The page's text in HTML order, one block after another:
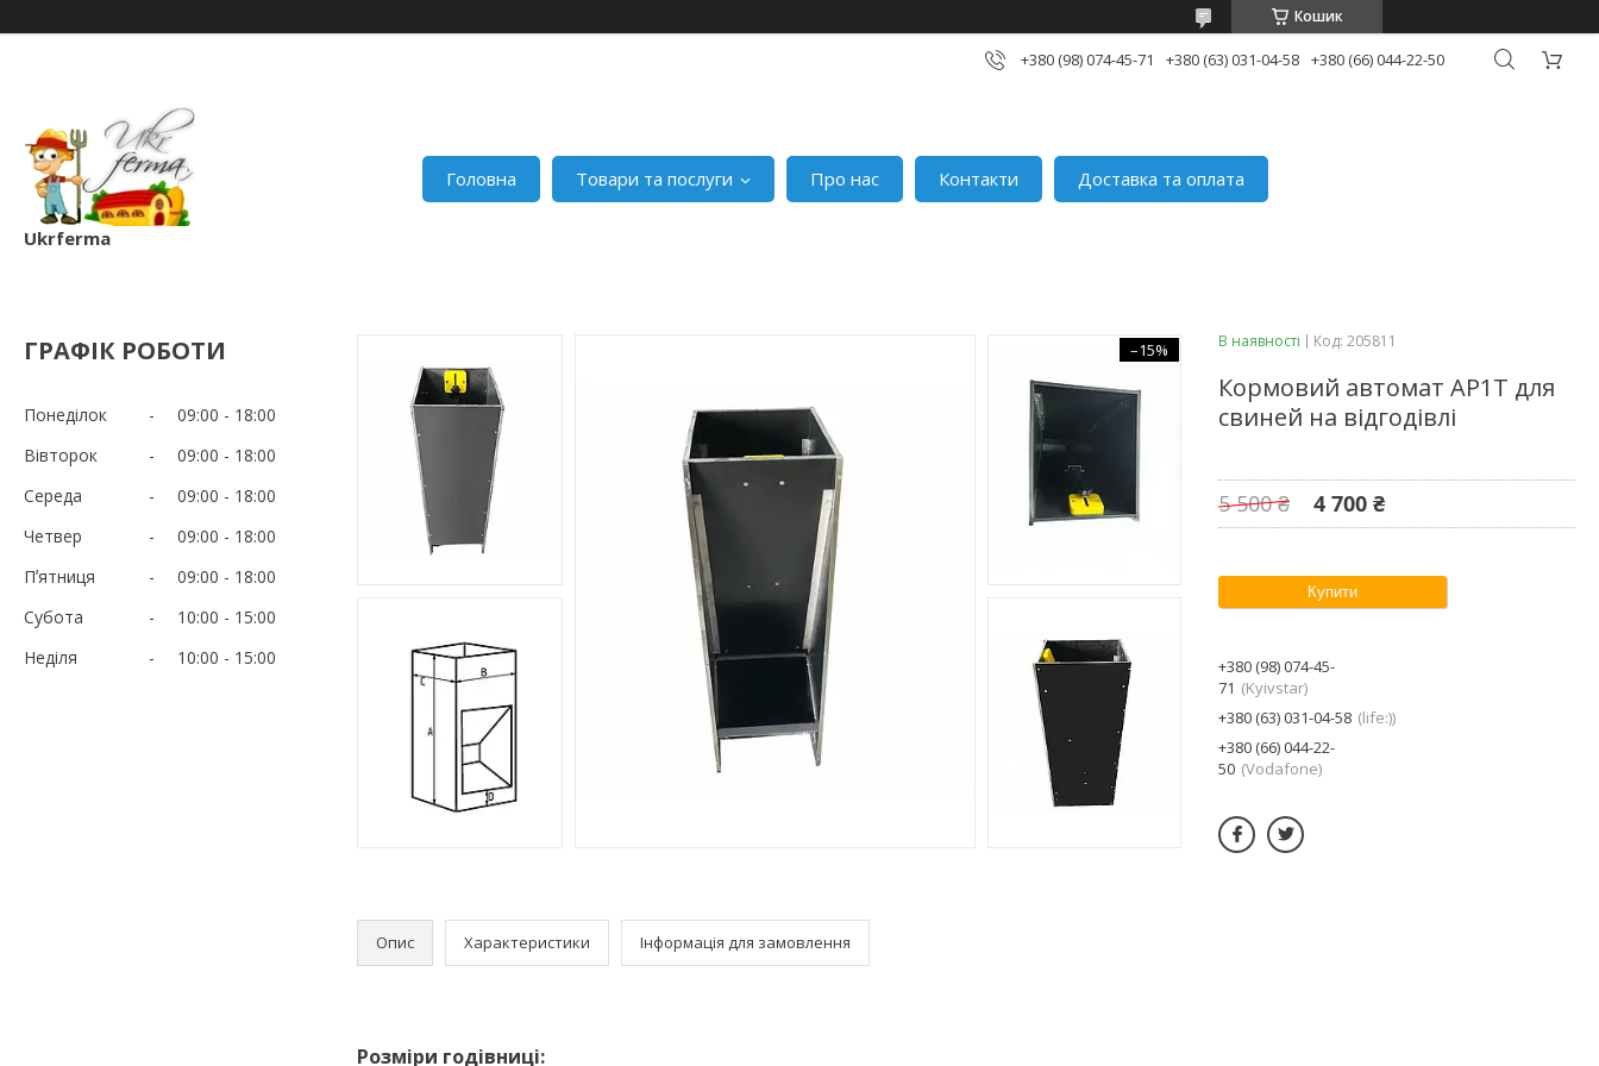
Кошик
+380 (98) 074-45-71 +380 (63) 031-04-58 +380 (66) 044-22-50
Ukrferma
Головна Товари та послуги Про нас Контакти Доставка та оплата
ГРАФІК РОБОТИ
Понеділок 09:00
18:00
Вівторок
09:00
18:00
Середа
09:00
18:00
Четвер
09:00
18:00
Пʼятниця
09:00
18:00
Субота
10:00
15:00
Неділя
10:00 15:00
–15%
Опис Характеристики Інформація для замовлення
Розміри годівниці:
В наявності Код: 205811
Кормовий автомат AP1T для
свиней на відгодівлі
5 500 ₴ 4 700 ₴
Купити
+380 (98) 074-45-
71
Kyivstar
+380 (63) 031-04-58 life:)
+380 (66) 044-22-
50 Vodafone